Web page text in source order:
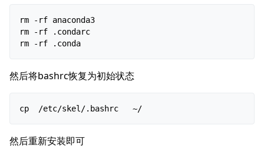
rm -rf anaconda3
rm
-rf
.condarc
rm
-rf
然后将bashrc恢复为初始状态
cp /etc/skel/.bashrc
然后重新安装即可